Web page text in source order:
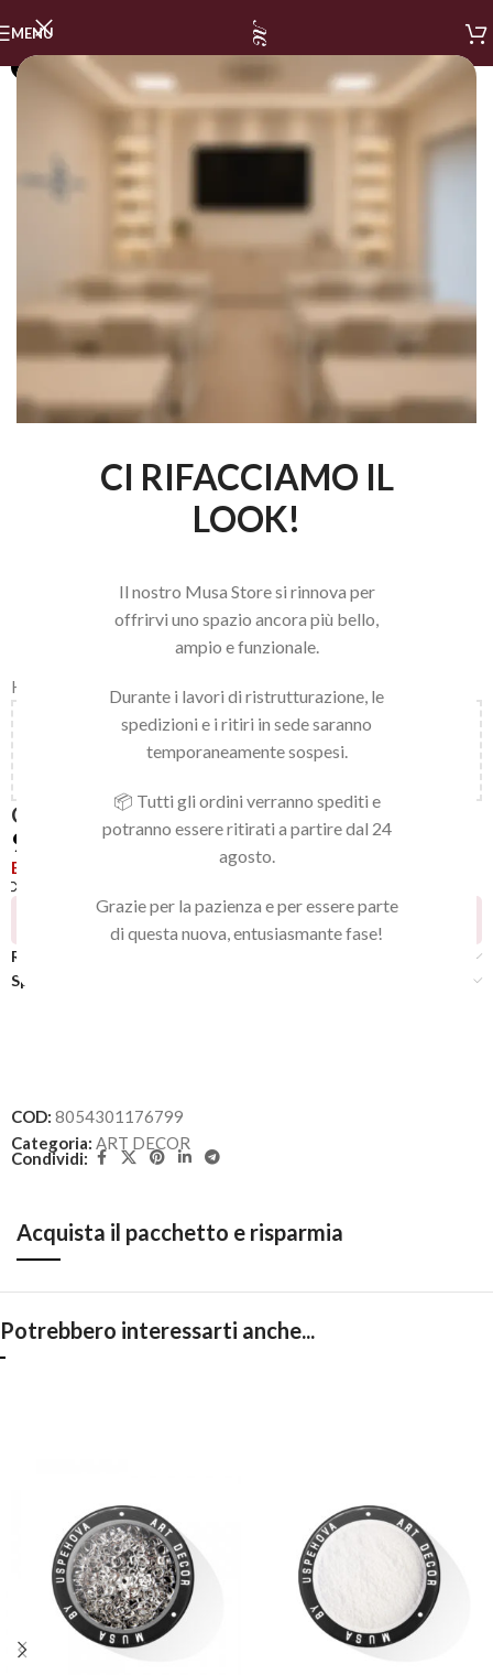
CI RIFACCIAMO IL
LOOK!
Il nostro Musa Store si rinnova per
offrirvi uno spazio ancora più bello,
ampio e funzionale.
Durante i lavori di ristrutturazione, le
spedizioni e i ritiri in sede saranno
temporaneamente sospesi.
📦 Tutti gli ordini verranno spediti e
potranno essere ritirati a partire dal 24
agosto.
Grazie per la pazienza e per essere parte
di questa nuova, entusiasmante fase!
MENU
Home LINEA NAILS / NAIL ART E ACCESSORI ART DECOR
150,00€al carrello e ottieni la spedizione
CRYSTAL STONE MULTICOLOR MIX
9,90
Esaurito
Persone che guardano questo prodotto ora!
Recensioni (0)
Spedizione
COD: 8054301176799
Categoria: ART DECOR
Condividi:
Acquista il pacchetto e risparmia
Potrebbero interessarti anche...